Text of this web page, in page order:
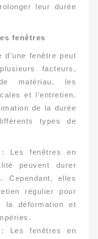
leur durée
fenêtres
d’une fenêtre peut
facteurs,
matériau, les
et l’entretien.
de la durée
types de
: Les fenêtres en
peuvent durer
Cependant, elles
régulier pour
la déformation et
: Les fenêtres en